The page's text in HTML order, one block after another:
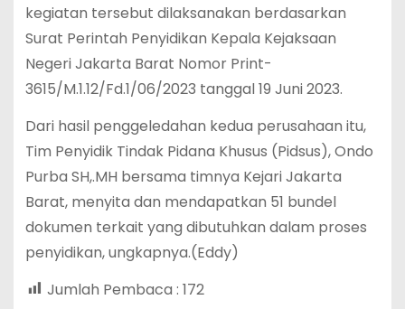
kegiatan tersebut dilaksanakan berdasarkan
Surat Perintah Penyidikan Kepala Kejaksaan
Negeri Jakarta Barat Nomor Print-
3615/M.1.12/Fd.1/06/2023 tanggal 19 Juni 2023.
Dari hasil penggeledahan kedua perusahaan itu,
Tim Penyidik Tindak Pidana Khusus (Pidsus), Ondo
Purba SH,.MH bersama timnya Kejari Jakarta
Barat, menyita dan mendapatkan 51 bundel
dokumen terkait yang dibutuhkan dalam proses
penyidikan, ungkapnya.(Eddy)
Jumlah Pembaca : 172